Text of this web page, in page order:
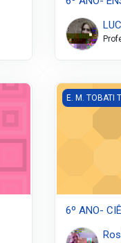
6º ANO-
E. M. TOBATI
6º ANO-